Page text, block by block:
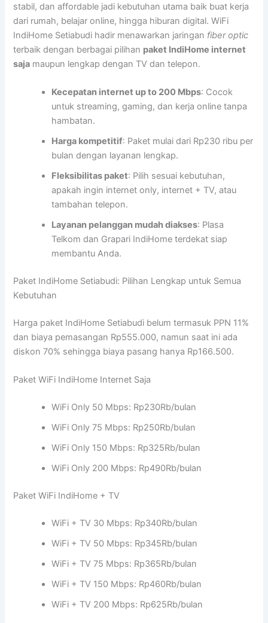
stabil, dan affordable jadi kebutuhan utama baik buat kerja
dari rumah, belajar online, hingga hiburan digital. WiFi
IndiHome Setiabudi hadir menawarkan jaringan fiber optic
terbaik dengan berbagai pilihan paket IndiHome internet
saja maupun lengkap dengan TV dan telepon.
Kecepatan internet up to 200 Mbps: Cocok
untuk streaming, gaming, dan kerja online tanpa
hambatan.
Harga kompetitif: Paket mulai dari Rp230 ribu per
bulan dengan layanan lengkap.
Fleksibilitas paket: Pilih sesuai kebutuhan,
apakah ingin internet only, internet + TV, atau
tambahan telepon.
Layanan pelanggan mudah diakses: Plasa
Telkom dan Grapari IndiHome terdekat siap
membantu Anda.
Paket IndiHome Setiabudi: Pilihan Lengkap untuk Semua
Kebutuhan
Harga paket IndiHome Setiabudi belum termasuk PPN 11%
dan biaya pemasangan Rp555.000, namun saat ini ada
diskon 70% sehingga biaya pasang hanya Rp166.500.
Paket WiFi IndiHome Internet Saja
WiFi Only 50 Mbps: Rp230Rb/bulan
WiFi Only 75 Mbps: Rp250Rb/bulan
WiFi Only 150 Mbps: Rp325Rb/bulan
WiFi Only 200 Mbps: Rp490Rb/bulan
Paket WiFi IndiHome + TV
WiFi + TV 30 Mbps: Rp340Rb/bulan
WiFi + TV 50 Mbps: Rp345Rb/bulan
WiFi + TV 75 Mbps: Rp365Rb/bulan
WiFi + TV 150 Mbps: Rp460Rb/bulan
WiFi + TV 200 Mbps: Rp625Rb/bulan